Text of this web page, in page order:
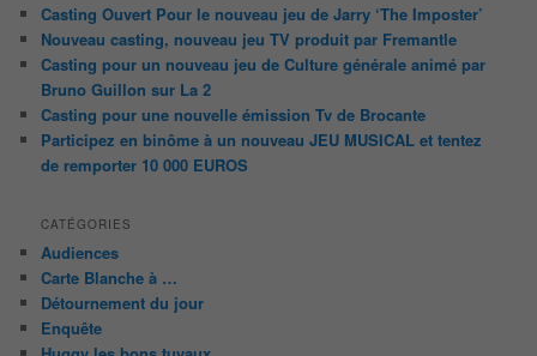
Casting Ouvert Pour le nouveau jeu de Jarry ‘The Imposter’
Nouveau casting, nouveau jeu TV produit par Fremantle
Casting pour un nouveau jeu de Culture générale animé par
Bruno Guillon sur La 2
Casting pour une nouvelle émission Tv de Brocante
Participez en binôme à un nouveau JEU MUSICAL et tentez
de remporter 10 000 EUROS
CATÉGORIES
Audiences
Carte Blanche à …
Détournement du jour
Enquête